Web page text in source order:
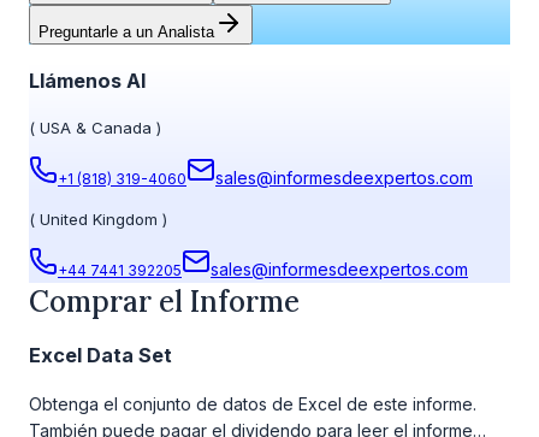
Preguntarle a un Analista
Llámenos Al
( USA & Canada )
+1 (818) 319-4060 sales@informesdeexpertos.com
( United Kingdom )
+44 7441 392205 sales@informesdeexpertos.com
Comprar el Informe
Excel Data Set
Obtenga el conjunto de datos de Excel de este informe.
También puede pagar el dividendo para leer el informe